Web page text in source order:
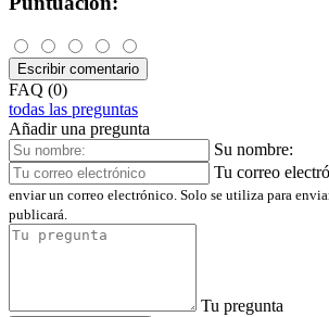
Escribir comentario
FAQ (0)
todas las preguntas
Añadir una pregunta
Su nombre:
Tu correo
enviar un correo electrónico. Solo se utiliza para
publicará.
Tu pregunta